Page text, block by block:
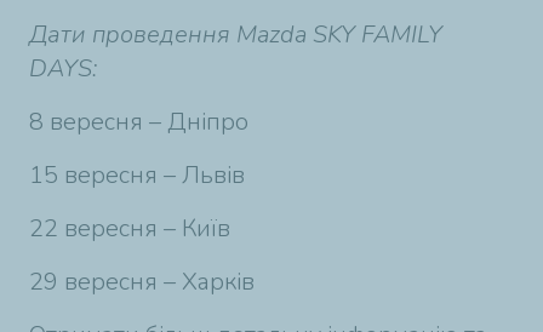
Дати проведення Mazda SKY FAMILY
DAYS:
8 вересня – Дніпро
15 вересня – Львів
22 вересня – Київ
29 вересня – Харків